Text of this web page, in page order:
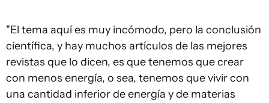
"El tema aquí es muy incómodo, pero la conclusión
científica, y hay muchos artículos de las mejores
revistas que lo dicen, es que tenemos que crear
con menos energía, o sea, tenemos que vivir con
una cantidad inferior de energía y de materias